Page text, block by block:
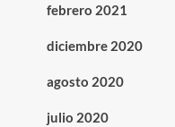
febrero 2021
diciembre 2020
agosto 2020
julio 2020